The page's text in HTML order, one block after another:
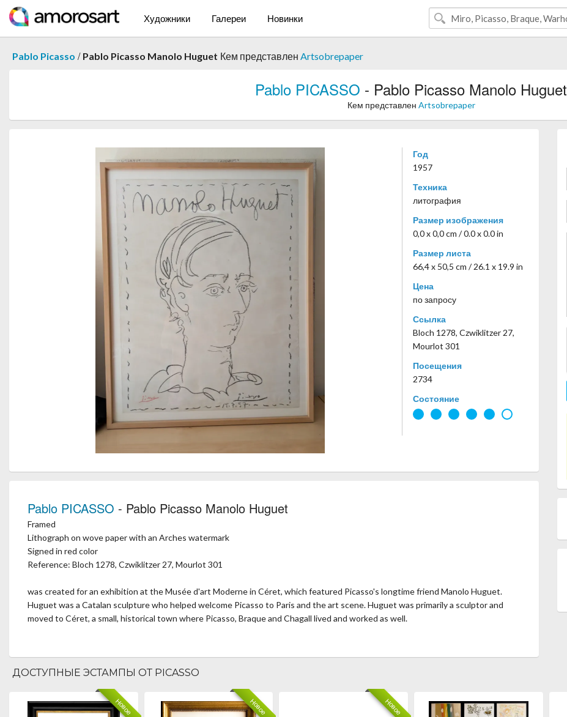
Художники Галереи Новинки
Pablo Picasso / Pablo Picasso Manolo Huguet Кем представлен Artsobrepaper
Pablo PICASSO - Pablo Picasso Manolo Huguet
Кем представлен Artsobrepaper
Год
1957
Техника
литография
Размер изображения
0,0 x 0,0 cm / 0.0 x 0.0 in
Размер листа
66,4 x 50,5 cm / 26.1 x 19.9 in
Цена
по запросу
Ссылка
Bloch 1278, Czwiklitzer 27,
Mourlot 301
Посещения
2734
Состояние
Pablo PICASSO - Pablo Picasso Manolo Huguet
Framed
Lithograph on wove paper with an Arches watermark
Signed in red color
Reference: Bloch 1278, Czwiklitzer 27, Mourlot 301
was created for an exhibition at the Musée d'art Moderne in Céret, which featured Picasso's longtime friend Manolo Huguet.
Huguet was a Catalan sculpture who helped welcome Picasso to Paris and the art scene. Huguet was primarily a sculptor and
moved to Céret, a small, historical town where Picasso, Braque and Chagall lived and worked as well.
ДОСТУПНЫЕ ЭСТАМПЫ ОТ PICASSO
Новое Новое Новое